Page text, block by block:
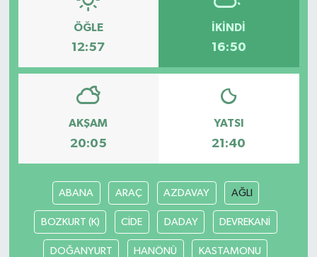
ÖĞLE
12:57
İKINDI
16:50
AKŞAM
20:05
YATSI
21:40
ABANA ARAÇ AZDAVAY AĞLI
BOZKURT (K) CİDE DADAY DEVREKANİ
DOĞANYURT HANÖNÜ KASTAMONU
Düzce
Ekonomi
Genel
Gökçebey
GÜNDEM
İş ilanı